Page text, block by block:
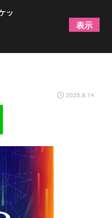
メッセにて2DAYS
2025.8.14
ッ
表示